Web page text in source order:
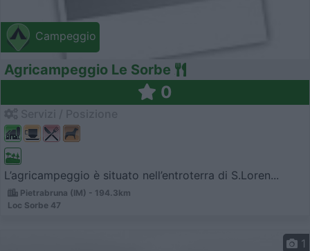
Campeggio
Agricampeggio Le Sorbe
0
L’agricampeggio è situato nell’entroterra di S.Loren...
Pietrabruna (IM) - 194.3km
Loc Sorbe 47
1